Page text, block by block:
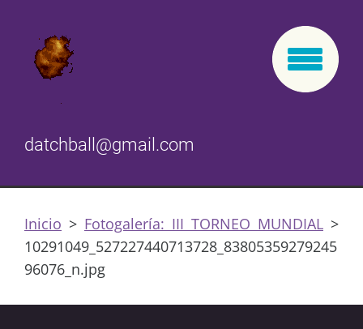
datchball@gmail.com
Inicio > Fotogalería: III TORNEO MUNDIAL >
10291049_527227440713728_83805359279245
96076_n.jpg